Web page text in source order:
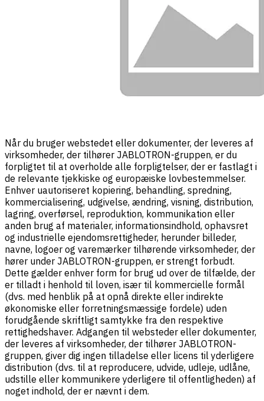
Når du bruger webstedet eller dokumenter, der leveres af
virksomheder, der tilhører JABLOTRON-gruppen, er du
forpligtet til at overholde alle forpligtelser, der er fastlagt i
de relevante tjekkiske og europæiske lovbestemmelser.
Enhver uautoriseret kopiering, behandling, spredning,
kommercialisering, udgivelse, ændring, visning, distribution,
lagring, overførsel, reproduktion, kommunikation eller
anden brug af materialer, informationsindhold, ophavsret
og industrielle ejendomsrettigheder, herunder billeder,
navne, logoer og varemærker tilhørende virksomheder, der
hører under JABLOTRON-gruppen, er strengt forbudt.
Dette gælder enhver form for brug ud over de tilfælde, der
er tilladt i henhold til loven, især til kommercielle formål
(dvs. med henblik på at opnå direkte eller indirekte
økonomiske eller forretningsmæssige fordele) uden
forudgående skriftligt samtykke fra den respektive
rettighedshaver. Adgangen til websteder eller dokumenter,
der leveres af virksomheder, der tilhører JABLOTRON-
gruppen, giver dig ingen tilladelse eller licens til yderligere
distribution (dvs. til at reproducere, udvide, udleje, udlåne,
udstille eller kommunikere yderligere til offentligheden) af
noget indhold, der er nævnt i dem.